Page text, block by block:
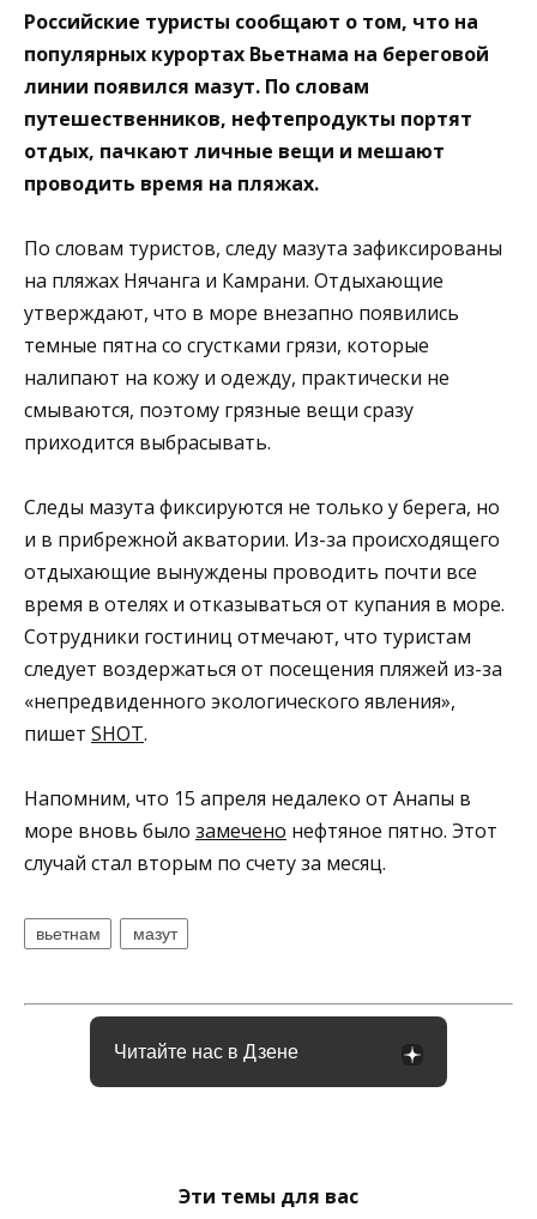
Российские туристы сообщают о том, что на
популярных курортах Вьетнама на береговой
линии появился мазут. По словам
путешественников, нефтепродукты портят
отдых, пачкают личные вещи и мешают
проводить время на пляжах.
По словам туристов, следу мазута зафиксированы
на пляжах Нячанга и Камрани. Отдыхающие
утверждают, что в море внезапно появились
темные пятна со сгустками грязи, которые
налипают на кожу и одежду, практически не
смываются, поэтому грязные вещи сразу
приходится выбрасывать.
Следы мазута фиксируются не только у берега, но
и в прибрежной акватории. Из-за происходящего
отдыхающие вынуждены проводить почти все
время в отелях и отказываться от купания в море.
Сотрудники гостиниц отмечают, что туристам
следует воздержаться от посещения пляжей из-за
«непредвиденного экологического явления»,
пишет SHOT.
Напомним, что 15 апреля недалеко от Анапы в
море вновь было замечено нефтяное пятно. Этот
случай стал вторым по счету за месяц.
вьетнам мазут
Читайте нас в Дзене
Эти темы для вас